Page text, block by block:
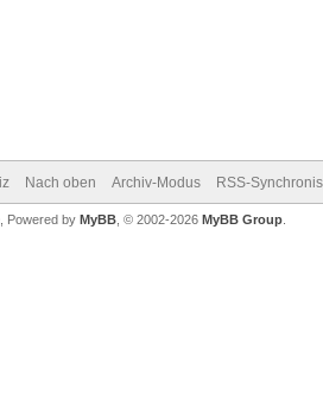
Nach oben Archiv-Modus RSS-
, Powered by MyBB , © 2002-2026 MyBB Group